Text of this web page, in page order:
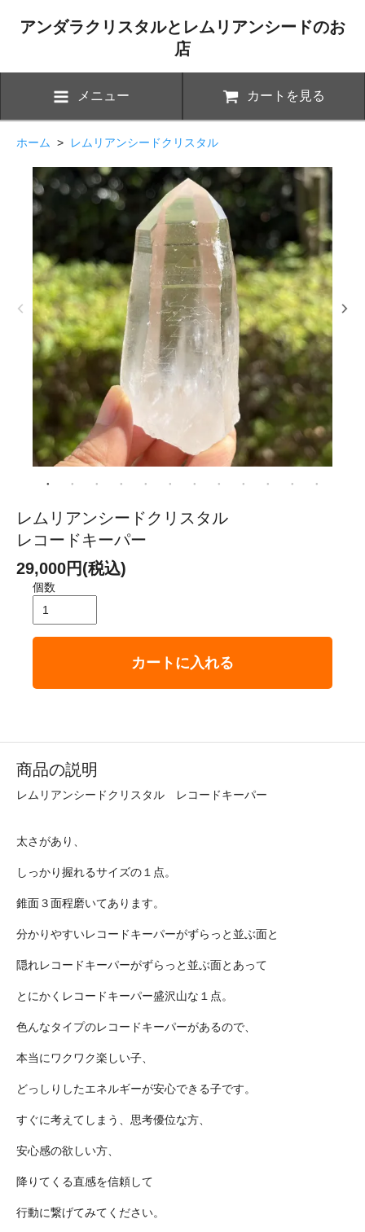
アンダラクリスタルとレムリアンシードのお
店
メニュー カートを見る
ホーム > レムリアンシードクリスタル
レムリアンシードクリスタル
レコードキーパー
29,000円(税込)
個数
カートに入れる
商品の説明
レムリアンシードクリスタル レコードキーパー
太さがあり、
しっかり握れるサイズの１点。
錐面３面程磨いてあります。
分かりやすいレコードキーパーがずらっと並ぶ面と
隠れレコードキーパーがずらっと並ぶ面とあって
とにかくレコードキーパー盛沢山な１点。
色んなタイプのレコードキーパーがあるので、
本当にワクワク楽しい子、
どっしりしたエネルギーが安心できる子です。
すぐに考えてしまう、思考優位な方、
安心感の欲しい方、
降りてくる直感を信頼して
行動に繋げてみてください。